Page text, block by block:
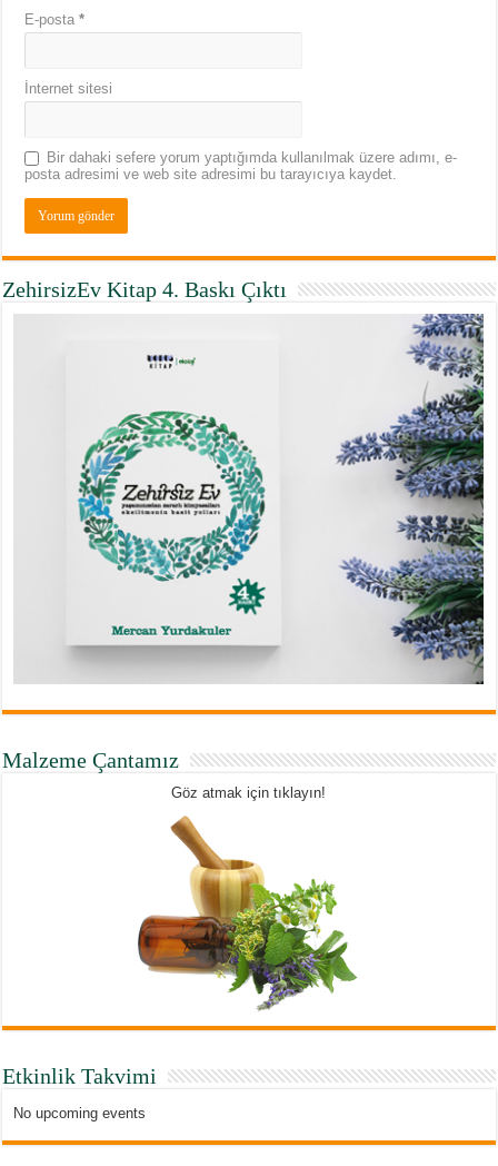
E-posta*
İnternet sitesi
Bir dahaki sefere yorum yaptığımda kullanılmak üzere adımı, e-
posta adresimi ve web site adresimi bu tarayıcıya kaydet.
ZehirsizEv Kitap 4. Baskı Çıktı
Malzeme Çantamız
Göz atmak için tıklayın!
Etkinlik Takvimi
No upcoming events